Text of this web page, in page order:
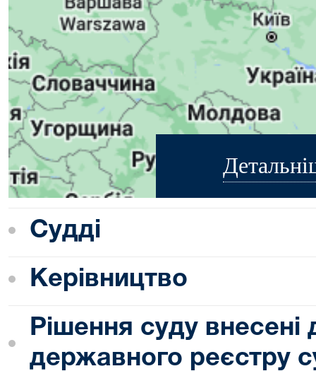
Судді
Керівництво
Рішення суду
державного реєстру